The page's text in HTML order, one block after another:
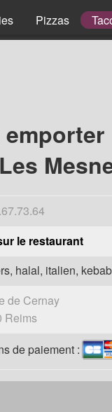
Pizzas
emporter
le restaurant
halal, italien,
de Cernay
Reims
de paiement :